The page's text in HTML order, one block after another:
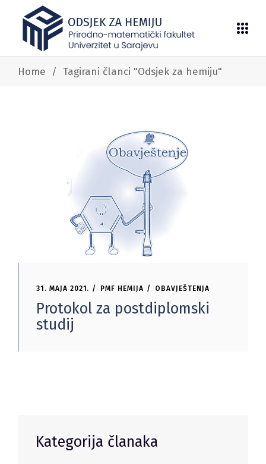
Home / Tagirani članci "Odsjek za hemiju"
31. MAJA 2021. PMF HEMIJA OBAVJEŠTENJA
Protokol za postdiplomski
studij
Kategorija članaka